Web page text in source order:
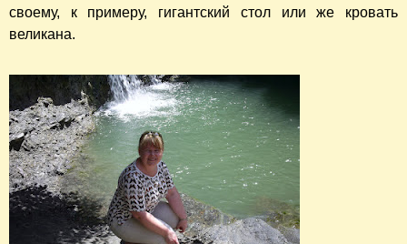
своему, к примеру, гигантский стол или же кровать
великана.